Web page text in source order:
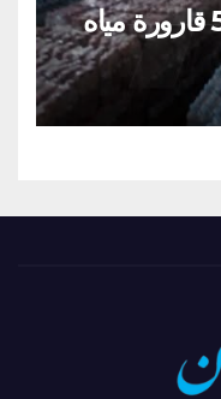
حجز أكثر من 5000 قارورة مياه